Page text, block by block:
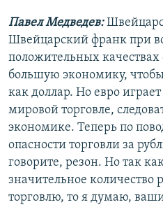
Павел Медведев:
Швейцарский франк при
положительных
большую экономику,
как доллар. Но евро
мировой торговле,
экономике. Теперь по
опасности торговли за
говорите, резон. Но так
значительное количество
торговлю, то я думаю,